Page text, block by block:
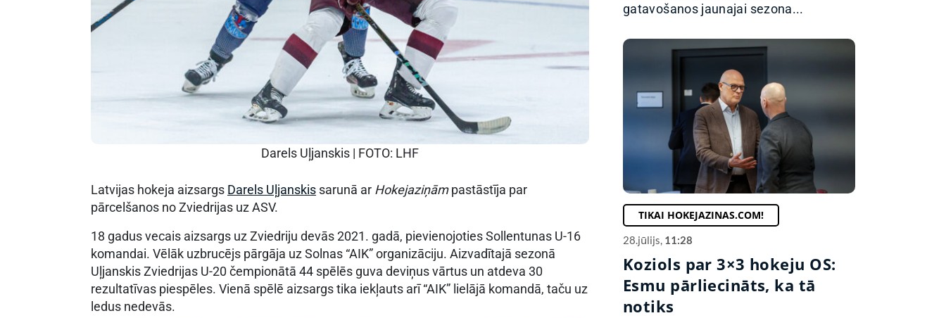
Darels Uļjanskis | FOTO: LHF
Latvijas hokeja aizsargs Darels Uļjanskis sarunā ar Hokejaziņāmpastāstīja par
pārcelšanos no Zviedrijas uz ASV.
18 gadus vecais aizsargs uz Zviedriju devās 2021. gadā, pievienojoties Sollentunas U-16
komandai. Vēlāk uzbrucējs pārgāja uz Solnas “AIK” organizāciju. Aizvadītajā sezonā
Uļjanskis Zviedrijas U-20 čempionātā 44 spēlēs guva deviņus vārtus un atdeva 30
rezultatīvas piespēles. Vienā spēlē aizsargs tika iekļauts arī “AIK” lielājā komandā, taču uz
ledus nedevās.
gatavošanos jaunajai sezona...
TIKAI HOKEJAZINAS.COM!
28.jūlijs, 11:28
Koziols par 3×3 hokeju OS:
Esmu pārliecināts, ka tā
notiks